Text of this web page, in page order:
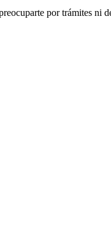
por trámites ni